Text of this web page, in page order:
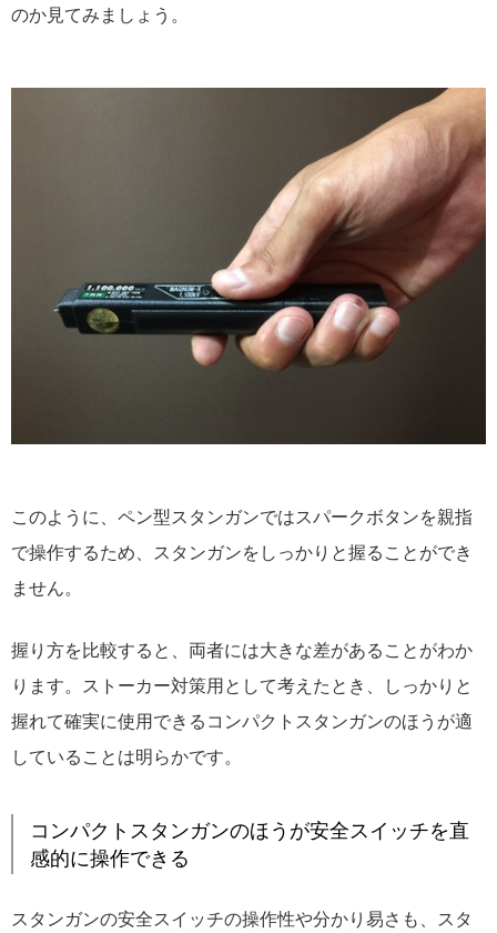
のか見てみましょう。
このように、ペン型スタンガンではスパークボタンを親指
で操作するため、スタンガンをしっかりと握ることができ
ません。
握り方を比較すると、両者には大きな差があることがわか
ります。ストーカー対策用として考えたとき、しっかりと
握れて確実に使用できるコンパクトスタンガンのほうが適
していることは明らかです。
コンパクトスタンガンのほうが安全スイッチを直
感的に操作できる
スタンガンの安全スイッチの操作性や分かり易さも、スタ